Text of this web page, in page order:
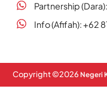
Partnership
Info (Afifah): +62
Copyright ©2026 Negeri